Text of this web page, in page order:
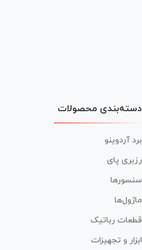
دسته‌بندی محصولات
برد آردوینو
رزبری پای
سنسورها
ماژول‌ها
قطعات رباتیک
ابزار و تجهیزات